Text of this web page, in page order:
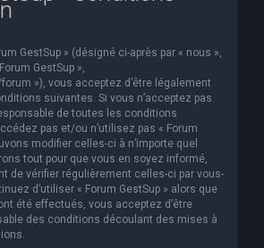
GestSup » (désigné ci-après par « nous »,
GestSup »,
»), vous acceptez d’être légalement
suivantes. Si vous n’acceptez pas
de toutes les conditions
pas et/ou n’utilisez pas « Forum
modifier celles-ci à n’importe quel
tout pour que vous en soyez informé,
de vérifier régulièrement celles-ci par vous-
d’utiliser « Forum GestSup » alors que
été effectués, vous acceptez d’être
des conditions découlant des mises à